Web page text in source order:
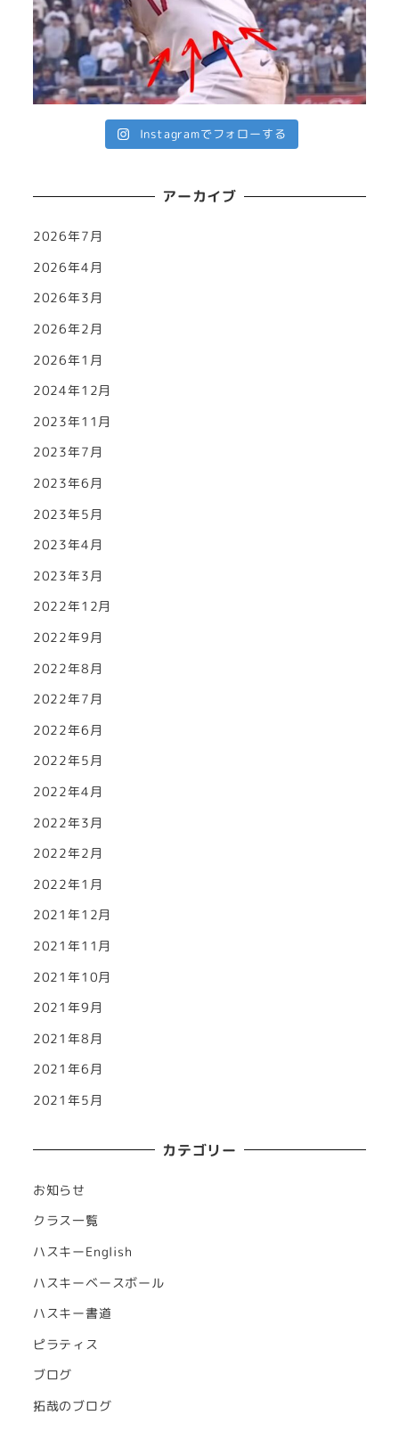
Instagramでフォローする
アーカイブ
2026年7月
2026年4月
2026年3月
2026年2月
2026年1月
2024年12月
2023年11月
2023年7月
2023年6月
2023年5月
2023年4月
2023年3月
2022年12月
2022年9月
2022年8月
2022年7月
2022年6月
2022年5月
2022年4月
2022年3月
2022年2月
2022年1月
2021年12月
2021年11月
2021年10月
2021年9月
2021年8月
2021年6月
2021年5月
カテゴリー
お知らせ
クラス一覧
ハスキーEnglish
ハスキーベースボール
ハスキー書道
ピラティス
ブログ
拓哉のブログ